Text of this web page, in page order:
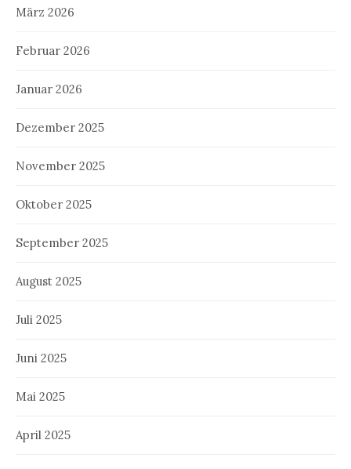
März 2026
Februar 2026
Januar 2026
Dezember 2025
November 2025
Oktober 2025
September 2025
August 2025
Juli 2025
Juni 2025
Mai 2025
April 2025